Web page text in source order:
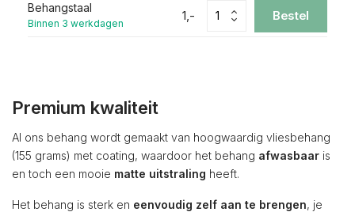
Behangstaal
Binnen 3 werkdagen
1,- Bestel
Premium kwaliteit
Al ons behang wordt gemaakt van hoogwaardig vliesbehang
(155 grams) met coating, waardoor het behang afwasbaar is
en toch een mooie matte uitstraling heeft.
Het behang is sterk en eenvoudig zelf aan te brengen, je